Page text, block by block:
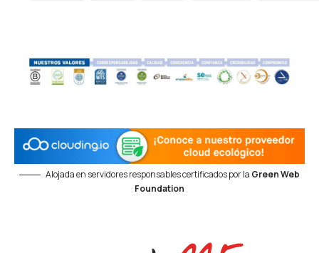
Alojada en servidores responsables certificados por la Green Web
Foundation